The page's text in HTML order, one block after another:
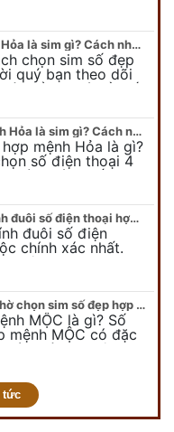
Sim số đẹp hợp mệnh Hỏa là sim gì? Cách nhận biết sim đẹp hợp mệnh Hỏa
chọn sim số đẹp
quý bạn theo dõi
tổng quát về số
Sim TỨ QUÝ hợp mệnh Hỏa là sim gì? Cách nhận biết sim tứ quý hợp mệnh Hỏa
mệnh Hỏa là gì?
số điện thoại 4
chính xác nhất.
Khám Phá #6 cách tính đuôi số điện thoại hợp mệnh Mộc
đuôi số điện
chính xác nhất.
điện thoại hợp
'Tiền vào như nước' nhờ chọn sim số đẹp hợp mệnh MỘC
MỘC là gì? Số
mệnh MỘC có đặc
nhìn chuyên gia
tức